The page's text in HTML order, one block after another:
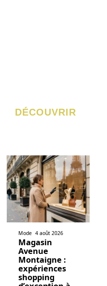
DÉCOUVRIR
Mode 4 août 2026
Magasin
Avenue
Montaigne :
expériences
shopping